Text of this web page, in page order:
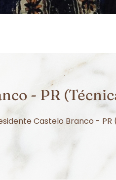
- PR
Castelo Branco - PR